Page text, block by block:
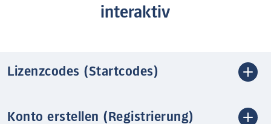
interaktiv
Lizenzcodes (Startcodes)
Konto erstellen (Registrierung)